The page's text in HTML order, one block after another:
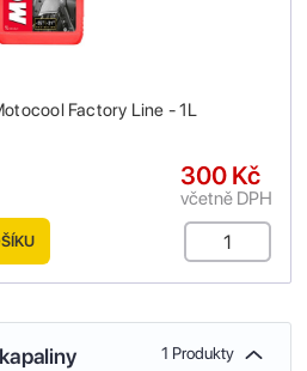
Factory Line - 1L
300 Kč
včetně DPH
1 Produkty